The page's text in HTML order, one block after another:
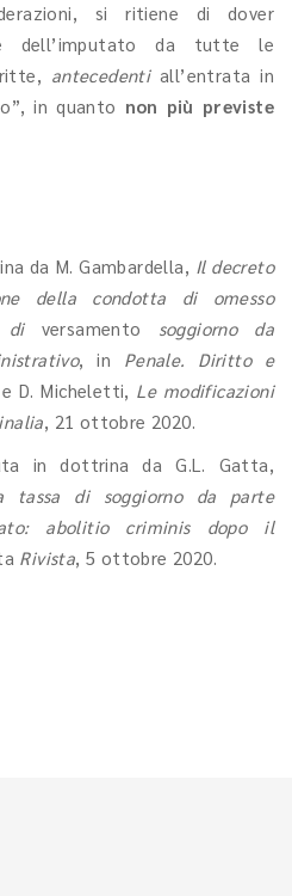
si ritiene di dover
dell’imputato da tutte le
antecedentiall’entrata in
in quanto non più previste
da M. Gambardella, Il decreto
della condotta di omesso
di versamento soggiorno da
, in Penale. Diritto e
D. Micheletti, Le modificazioni
, 21 ottobre 2020.
in dottrina da G.L. Gatta,
tassa di soggiorno da parte
abolitio criminis dopo il
Rivista, 5 ottobre 2020.